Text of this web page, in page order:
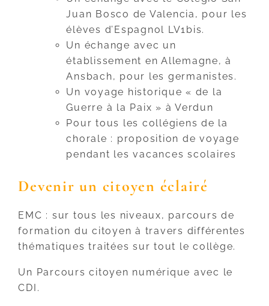
Juan Bosco de Valencia, pour les
élèves d’Espagnol LV1bis.
Un échange avec un
établissement en Allemagne, à
Ansbach, pour les germanistes.
Un voyage historique « de la
Guerre à la Paix » à Verdun
Pour tous les collégiens de la
chorale : proposition de voyage
pendant les vacances scolaires
Devenir un citoyen éclairé
EMC : sur tous les niveaux, parcours de
formation du citoyen à travers différentes
thématiques traitées sur tout le collège.
Un Parcours citoyen numérique avec le
CDI.